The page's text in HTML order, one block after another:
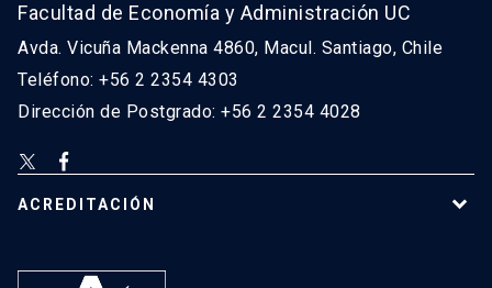
Facultad de Economía y Administración UC
Avda. Vicuña Mackenna 4860, Macul. Santiago, Chile
Teléfono: +56 2 2354 4303
Dirección de Postgrado: +56 2 2354 4028
ACREDITACIÓN